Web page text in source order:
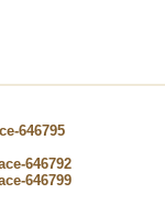
646795
646792
646799